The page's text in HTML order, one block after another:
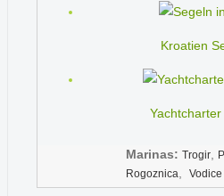
Kroatien
Marinas: Trogir
Rogoznica Vodice